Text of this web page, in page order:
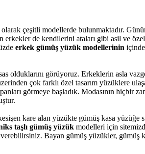
çeşitli modellerde bulunmaktadır.
de kendilerini ataları gibi asil ve
erkek gümüş yüzük modellerinin
olduklarını görüyoruz. Erkeklerin asla
çok farklı özel tasarım yüzüklere
görmeye başladık. Modasının hiçbir
kare alan yüzükte gümüş kasa yüzüğe
taşlı gümüş yüzük modelleri için
Bayan gümüş yüzükler,